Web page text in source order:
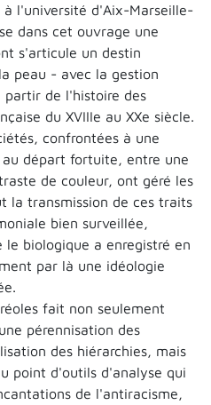
à l'université d'Aix-Marseille-
dans cet ouvrage une
s'articule un destin
peau - avec la gestion
partir de l'histoire des
du XVIIIe au XXe siècle.
confrontées à une
départ fortuite, entre une
de couleur, ont géré les
la transmission de ces traits
bien surveillée,
biologique a enregistré en
par là une idéologie
fait non seulement
pérennisation des
des hiérarchies, mais
point d'outils d'analyse qui
de l'antiracisme,